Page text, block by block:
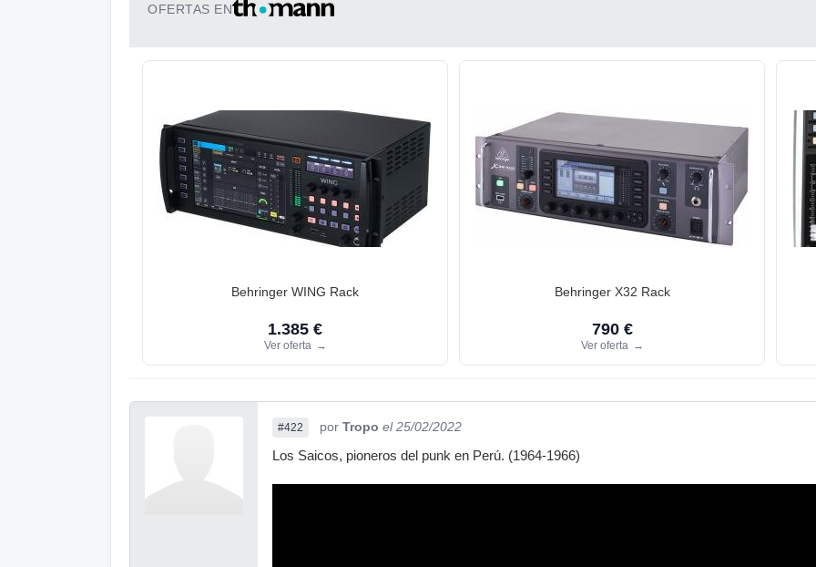
OFERTAS EN
Behringer WING Rack
1.385 €
Ver oferta →
Behringer X32 Rack
790 €
Ver oferta →
#422 por Tropo el 25/02/2022
Los Saicos, pioneros del punk en Perú. (1964-1966)